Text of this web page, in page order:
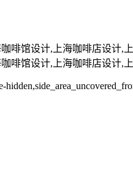
啡馆设计,上海咖啡店设计,
啡馆设计,上海咖啡店设计,